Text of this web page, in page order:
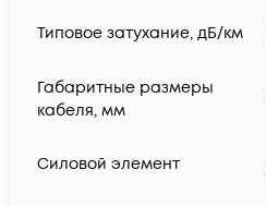
Типовое затухание, дБ/км
Габаритные размеры
кабеля, мм
Силовой элемент